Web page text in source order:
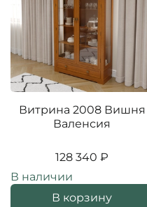
Витрина 2008 Вишня
Валенсия
128 340 ₽
В наличии
В корзину